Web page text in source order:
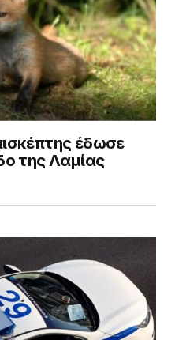
έδωσε
της Λαμίας